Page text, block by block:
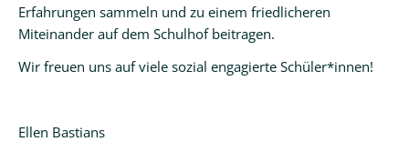
Inklusion
Unser
Erfahrungen sammeln und zu einem friedlicheren
Miteinander auf dem Schulhof beitragen.
Wir freuen uns auf viele sozial engagierte Schüler*innen!
Ellen Bastians